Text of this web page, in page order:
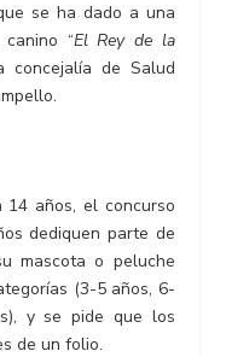
se ha dado a una
“El Rey de la
concejalía de Salud
años, el concurso
dediquen parte de
mascota o peluche
(3-5 años, 6-
y se pide que los
de un folio.